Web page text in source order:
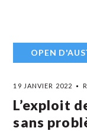
OPEN
19 JANVIER 2022
L’exploit
sans